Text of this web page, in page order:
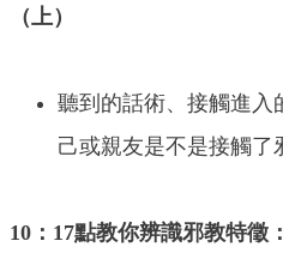
（上）
聽到的話術、接觸進
己或親友是不是接觸了
10：17點教你辨識邪教特徵